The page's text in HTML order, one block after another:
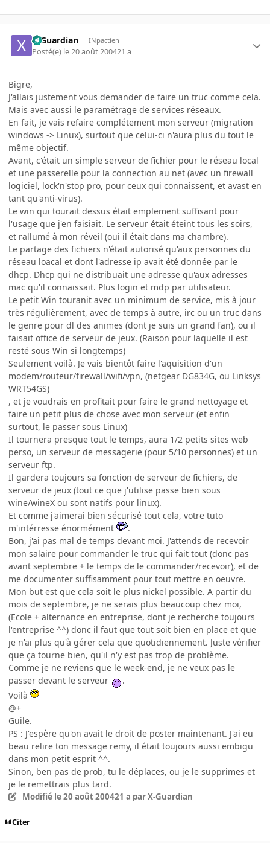
X-Guardian INpactien
Posté(e) le 20 août 200421 a
Bigre,
J'allais justement vous demander de faire un truc comme cela.
Mais avec aussi le paramétrage de services réseaux.
En fait, je vais refaire complétement mon serveur (migration
windows -> Linux), surtout que celui-ci n'aura plus du tout le
même objectif.
Avant, c'était un simple serveur de fichier pour le réseau local
et une passerelle pour la connection au net (avec un firewall
logiciel, lock'n'stop pro, pour ceux qui connaissent, et avast en
tant qu'anti-virus).
Le win qui tourait dessus était emplement suffisant pour
l'usage que j'en faisiait. Le serveur était éteint tous les soirs,
et rallumé à mon réveil (oui il était dans ma chambre).
Le partage des fichiers n'était autorisé qu'aux personnes du
réseau loacal et dont l'adresse ip avait été donnée par le
dhcp. Dhcp qui ne distribuait une adresse qu'aux adresses
mac qu'il connaissait. Plus login et mdp par utilisateur.
Le petit Win touranit avec un minimum de service, mis à jour
très régulièrement, avec de temps à autre, irc ou un truc dans
le genre pour dl des animes (dont je suis un grand fan), ou il
faisait office de serveur de jeux. (Raison pour laquelle il est
resté sous Win si longtemps)
Seulement voilà. Je vais bientôt faire l'aquisition d'un
modem/routeur/firewall/wifi/vpn, (netgear DG834G, ou Linksys
WRT54GS)
, et je voudrais en profitait pour faire le grand nettoyage et
faire un petit plus de chose avec mon serveur (et enfin
surtout, le passer sous Linux)
Il tournera presque tout le temps, aura 1/2 petits sites web
perso, un serveur de messagerie (pour 5/10 personnes) et un
serveur ftp.
Il gardera toujours sa fonction de serveur de fichiers, de
serveur de jeux (tout ce que j'utilise passe bien sous
wine/wineX ou sont natifs pour linux).
Et comme j'aimerai bien sécurisé tout cela, votre tuto
m'intérresse énormément
.
Bon, j'ai pas mal de temps devant moi. J'attends de recevoir
mon salaire pour commander le truc qui fait tout (donc pas
avant septembre + le temps de le commander/recevoir), et de
me documenter suffisamment pour tout mettre en oeuvre.
Mon but est que cela soit le plus nickel possible. A partir du
mois de septembre, je ne serais plus beaucoup chez moi,
(Ecole + alternance en entreprise, dont je recherche toujours
l'entreprise ^^) donc il faut que tout soit bien en place et que
je n'ai plus qu'à gérer cela que quotidiennement. Juste vérifier
que ça tourne bien, qu'il n'y est pas trop de problème.
Comme je ne reviens que le week-end, je ne veux pas le
passer devant le serveur
.
Voilà
@+
Guile.
PS : J'espère qu'on avait le droit de poster maintenant. J'ai eu
beau relire ton message remy, il était toujours aussi embigu
dans mon petit esprit ^^.
Sinon, ben pas de prob, tu le déplaces, ou je le supprimes et
je le remettrais plus tard.
Modifié le 20 août 200421 a par X-Guardian
Citer